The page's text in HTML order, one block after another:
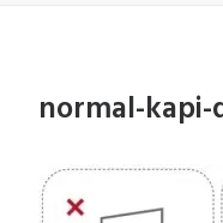
ELEKTRONIK KAPI
normal-